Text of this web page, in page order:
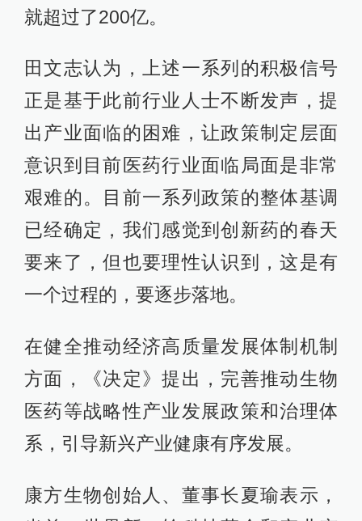
就超过了200亿。
田文志认为，上述一系列的积极信号
正是基于此前行业人士不断发声，提
出产业面临的困难，让政策制定层面
意识到目前医药行业面临局面是非常
艰难的。目前一系列政策的整体基调
已经确定，我们感觉到创新药的春天
要来了，但也要理性认识到，这是有
一个过程的，要逐步落地。
在健全推动经济高质量发展体制机制
方面，《决定》提出，完善推动生物
医药等战略性产业发展政策和治理体
系，引导新兴产业健康有序发展。
康方生物创始人、董事长夏瑜表示，